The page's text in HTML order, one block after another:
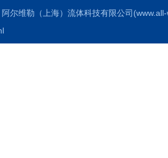
阿尔维勒（上海）流体科技有限公司